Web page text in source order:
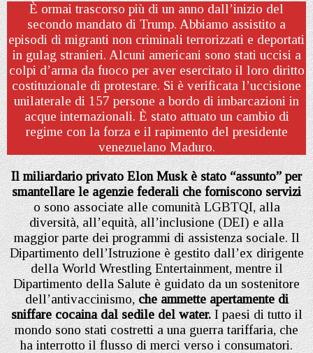
È ormai trascorso più di un anno dall’inizio del
secondo mandato di Trump. Abbiamo assistito a
episodi di migranti non criminali terrorizzati e deportati
in gulag stranieri. Alcuni americani sono stati uccisi a
colpi d’arma da fuoco per aver esercitato il loro diritto
costituzionale di protestare. Si è verificata l’uccisione
unilaterale di 157 persone a bordo di imbarcazioni in
acque internazionali. È stato attuato un cambio di
regime con la forza e il rapimento del presidente
venezuelano Maduro.
Il miliardario privato Elon Musk è stato “assunto” per
smantellare le agenzie federali che forniscono servizi
o sono associate alle comunità LGBTQI, alla
diversità, all’equità, all’inclusione (DEI) e alla
maggior parte dei programmi di assistenza sociale. Il
Dipartimento dell’Istruzione è gestito dall’ex dirigente
della World Wrestling Entertainment, mentre il
Dipartimento della Salute è guidato da un sostenitore
dell’antivaccinismo,che ammette apertamente di
sniffare cocaina dal sedile del water.I paesi di tutto il
mondo sono stati costretti a una guerra tariffaria, che
ha interrotto il flusso di merci verso i consumatori.